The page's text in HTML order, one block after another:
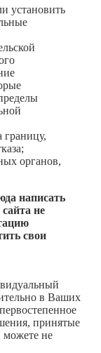
установить
границу,
органов,
написать
не
свои
в Ваших
принятые
можете не